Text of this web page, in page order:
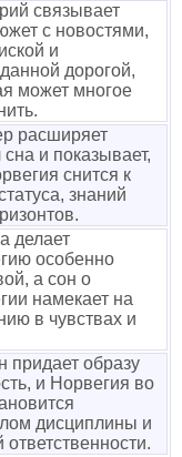
связывает
с новостями,
и
дорогой,
может многое
расширяет
и показывает,
снится к
знаний
делает
особенно
а сон о
намекает на
в чувствах и
придает образу
и Норвегия во
дисциплины и
ответственности.